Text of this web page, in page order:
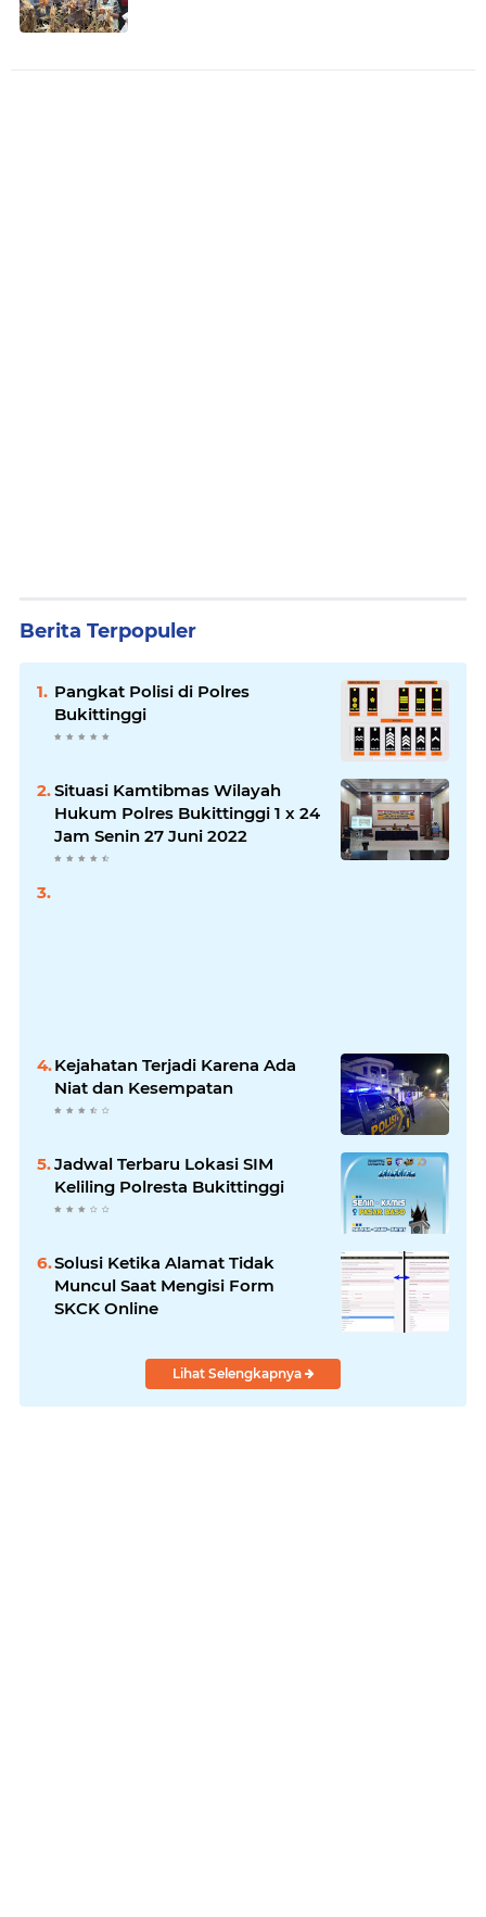
Berita Terpopuler
Pangkat Polisi di Polres
Bukittinggi
Situasi Kamtibmas Wilayah
Hukum Polres Bukittinggi 1 x 24
Jam Senin 27 Juni 2022
Kejahatan Terjadi Karena Ada
Niat dan Kesempatan
Jadwal Terbaru Lokasi SIM
Keliling Polresta Bukittinggi
Solusi Ketika Alamat Tidak
Muncul Saat Mengisi Form
SKCK Online
Lihat Selengkapnya